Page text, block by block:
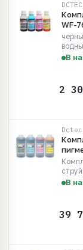
WF-
x 100
В
В